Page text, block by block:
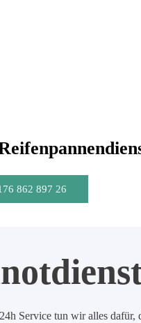
862 897 26
Service tun wir alles dafür,